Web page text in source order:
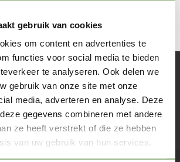
gebruik van cookies
om content en advertenties te
functies voor social media te bieden
te analyseren. Ook delen we
gebruik van onze site met onze
media, adverteren en analyse. Deze
gegevens combineren met andere
ze heeft verstrekt of die ze hebben
van uw gebruik van hun services.
je op onze nieuwsbrief
hoogte over onze laatste acties